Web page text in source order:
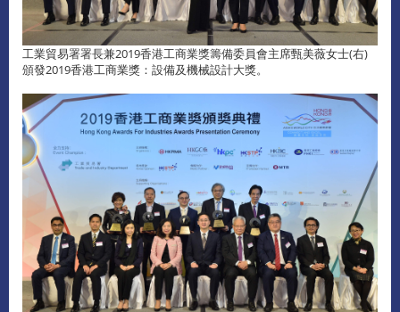
工業貿易署署長兼2019香港工商業獎籌備委員會主席甄美薇女士(右)
頒發2019香港工商業獎：設備及機械設計大獎。